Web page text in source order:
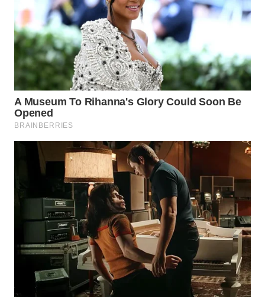
WAHANA
PERSONA
WAHANA
OTOMOTIF
WAHANA
HEALTH
DESA
WISATA
WAHANA
Network
KONSUMEN
LISTRIK